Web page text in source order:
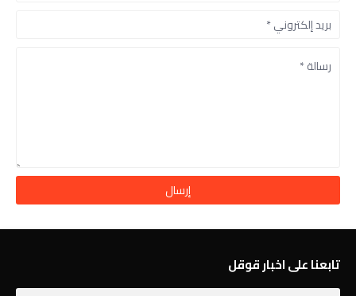
تابعنا على اخبار قوقل